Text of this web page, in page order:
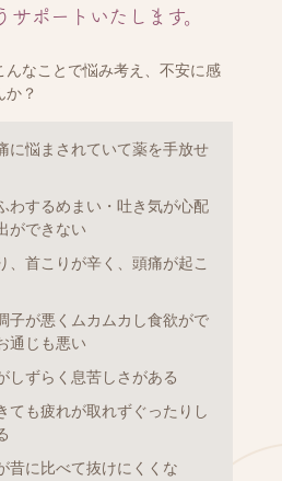
サポートいたします。
んなことで悩み考え、不安に感
か？
に悩まされていて薬を手放せ
わするめまい・吐き気が心配
ができない
、首こりが辛く、頭痛が起こ
子が悪くムカムカし食欲がで
通じも悪い
しずらく息苦しさがある
ても疲れが取れずぐったりし
昔に比べて抜けにくくな